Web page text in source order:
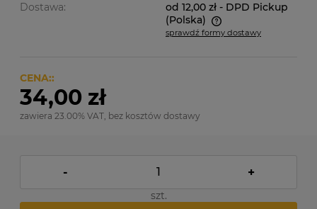
Dostawa:
od 12,00 zł - DPD Pickup
(Polska)
Cena nie zawiera ewentualnych kosztów płatności
sprawdź formy dostawy
CENA::
34,00 zł
zawiera 23.00% VAT, bez kosztów dostawy
- +
szt.